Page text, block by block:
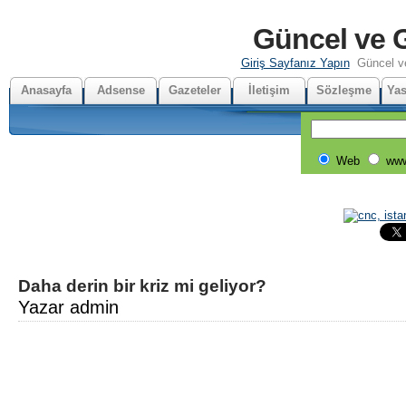
Güncel ve
Giriş Sayfanız Yapın Güncel
Anasayfa
Adsense Gazeteler İletişim Sözleşme
Web
Daha derin bir kriz mi geliyor?
Yazar admin